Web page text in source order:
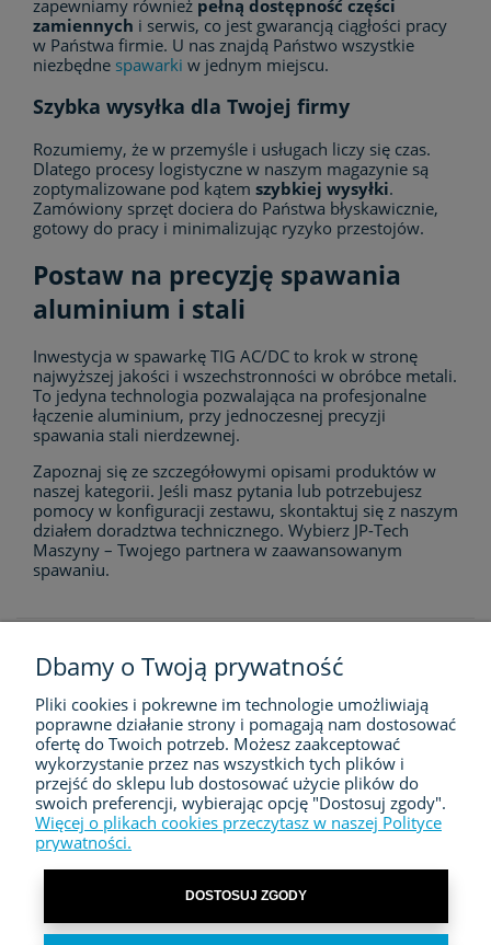
zapewniamy również pełną dostępność części
zamiennych i serwis, co jest gwarancją ciągłości pracy
w Państwa firmie. U nas znajdą Państwo wszystkie
niezbędne spawarki w jednym miejscu.
Szybka wysyłka dla Twojej firmy
Rozumiemy, że w przemyśle i usługach liczy się czas.
Dlatego procesy logistyczne w naszym magazynie są
zoptymalizowane pod kątem szybkiej wysyłki.
Zamówiony sprzęt dociera do Państwa błyskawicznie,
gotowy do pracy i minimalizując ryzyko przestojów.
Postaw na precyzję spawania
aluminium i stali
Inwestycja w spawarkę TIG AC/DC to krok w stronę
najwyższej jakości i wszechstronności w obróbce metali.
To jedyna technologia pozwalająca na profesjonalne
łączenie aluminium, przy jednoczesnej precyzji
spawania stali nierdzewnej.
Zapoznaj się ze szczegółowymi opisami produktów w
naszej kategorii. Jeśli masz pytania lub potrzebujesz
pomocy w konfiguracji zestawu, skontaktuj się z naszym
działem doradztwa technicznego. Wybierz JP-Tech
Maszyny – Twojego partnera w zaawansowanym
spawaniu.
FIRMA
ZAKUPY
MOJE KONTO
KONTAKT
Dbamy o Twoją prywatność
Pliki cookies i pokrewne im technologie umożliwiają
poprawne działanie strony i pomagają nam dostosować
ofertę do Twoich potrzeb. Możesz zaakceptować
wykorzystanie przez nas wszystkich tych plików i
przejść do sklepu lub dostosować użycie plików do
swoich preferencji, wybierając opcję "Dostosuj zgody".
Więcej o plikach cookies przeczytasz w naszej Polityce
prywatności.
DOSTOSUJ ZGODY